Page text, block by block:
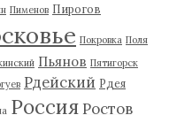
Пименов Пирогов
Покровка Поля
Пьянов Пятигорск
Рдейский Рдея
Россия Ростов